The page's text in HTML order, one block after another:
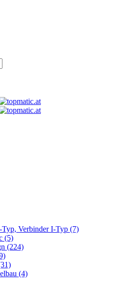
Verbinder I-Typ (7)
(5)
(224)
(4)